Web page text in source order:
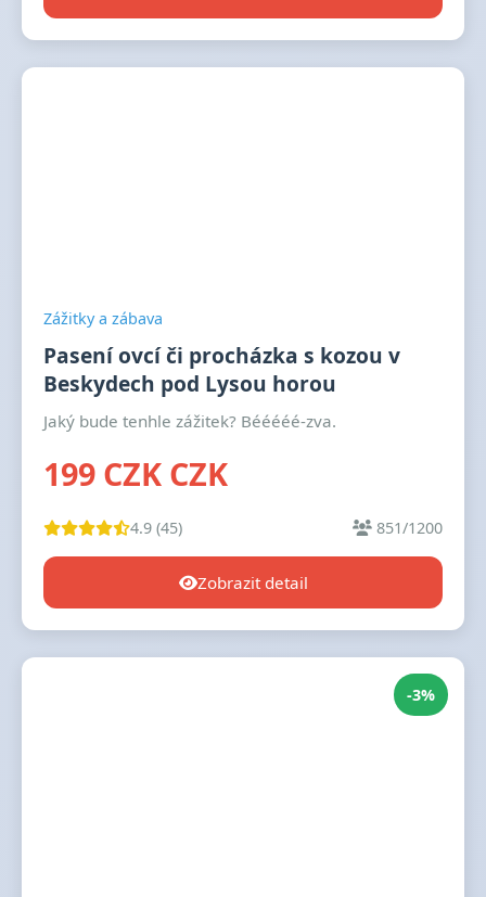
Zážitky a zábava
Pasení ovcí či procházka s kozou v
Beskydech pod Lysou horou
Jaký bude tenhle zážitek? Bééééé-zva.
199 CZK CZK
4.9 (45) 851/1200
Zobrazit detail
-3%